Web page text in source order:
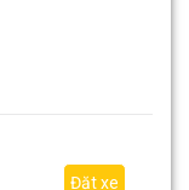
Đặt xe